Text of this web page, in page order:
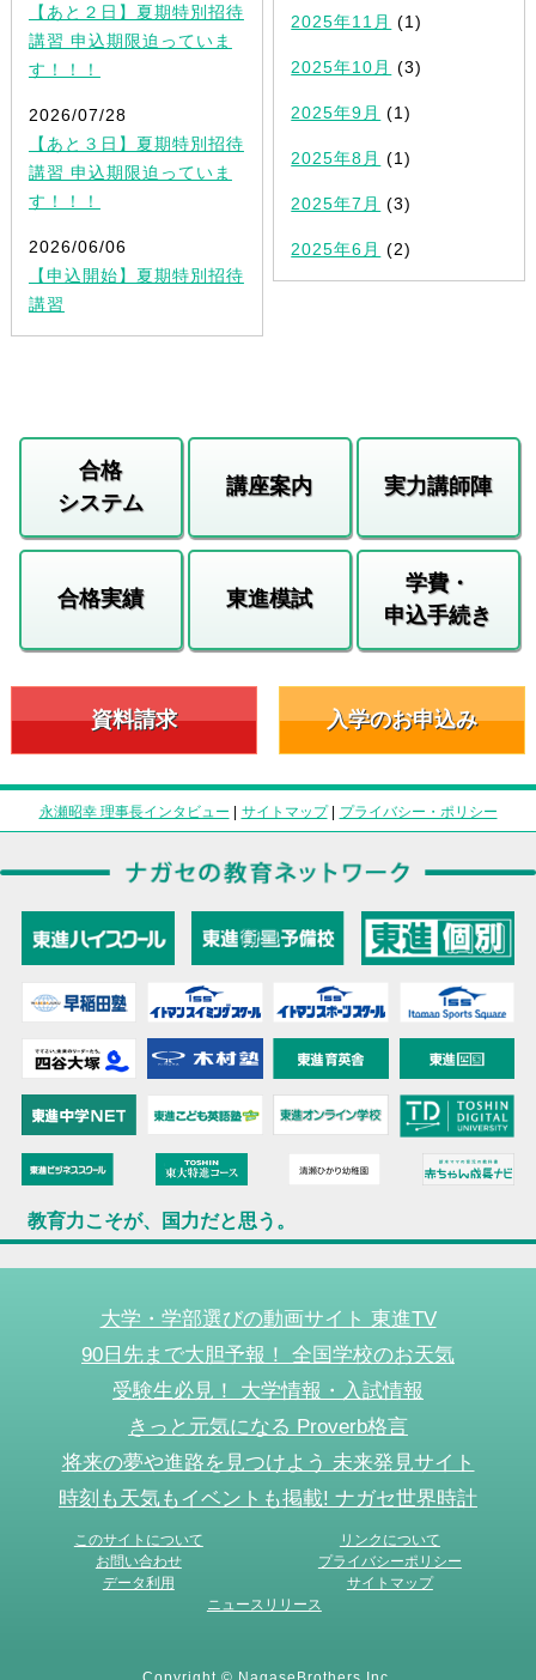
【あと２日】夏期特別招待
講習 申込期限迫っていま
す！！！
2026/07/28
【あと３日】夏期特別招待
講習 申込期限迫っていま
す！！！
2026/06/06
【申込開始】夏期特別招待
講習
2025年11月 (1)
2025年10月 (3)
2025年9月 (1)
2025年8月 (1)
2025年7月 (3)
2025年6月 (2)
合格
システム
講座案内 実力講師陣
合格実績 東進模試
学費・
申込手続き
資料請求 入学のお申込み
永瀬昭幸 理事長インタビュー | サイトマップ| プライバシー・ポリシー
教育力こそが、国力だと思う。
大学・学部選びの動画サイト 東進TV
90日先まで大胆予報！ 全国学校のお天気
受験生必見！ 大学情報・入試情報
きっと元気になる Proverb格言
将来の夢や進路を見つけよう 未来発見サイト
時刻も天気もイベントも掲載! ナガセ世界時計
このサイトについて
リンクについて
お問い合わせ
プライバシーポリシー
データ利用
サイトマップ
ニュースリリース